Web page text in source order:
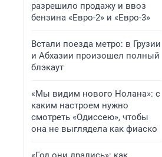
разрешило продажу и ввоз
бензина «Евро-2» и «Евро-3»
Встали поезда метро: в Грузии
и Абхазии произошел полный
блэкаут
«Мы видим нового Нолана»: с
каким настроем нужно
смотреть «Одиссею», чтобы
она не выглядела как фиаско